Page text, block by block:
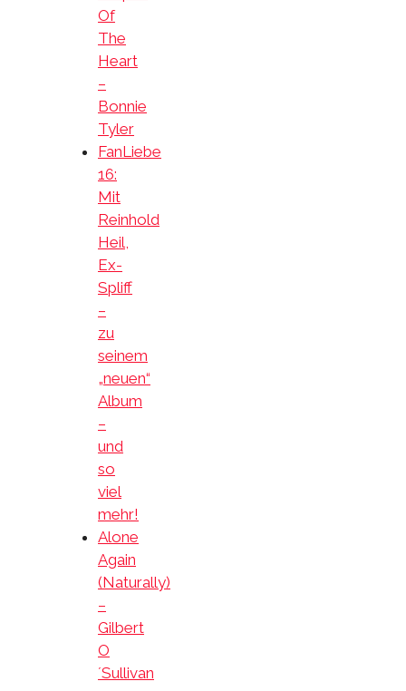
Of
The
Heart
–
Bonnie
Tyler
FanLiebe
16:
Mit
Reinhold
Heil,
Ex-
Spliff
–
zu
seinem
„neuen“
Album
–
und
so
viel
mehr!
Alone
Again
(Naturally)
–
Gilbert
O
´Sullivan